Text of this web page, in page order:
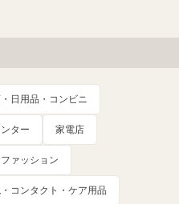
日用品・コンビニ
ター 家電店
ファッション
コンタクト・ケア用品